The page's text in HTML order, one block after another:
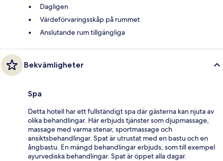
Dagligen
Värdeförvaringsskåp på rummet
Anslutande rum tillgängliga
Bekvämligheter
Spa
Detta hotell har ett fullständigt spa där gästerna kan njuta av
olika behandlingar. Här erbjuds tjänster som djupmassage,
massage med varma stenar, sportmassage och
ansiktsbehandlingar. Spat är utrustat med en bastu och en
ångbastu. En mängd behandlingar erbjuds, som till exempel
ayurvediska behandlingar. Spat är öppet alla dagar.